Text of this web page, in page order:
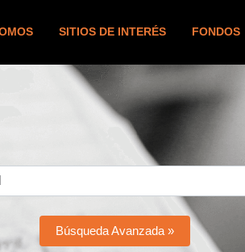
SITIOS DE INTERÉS FONDOS
Búsqueda Avanzada »